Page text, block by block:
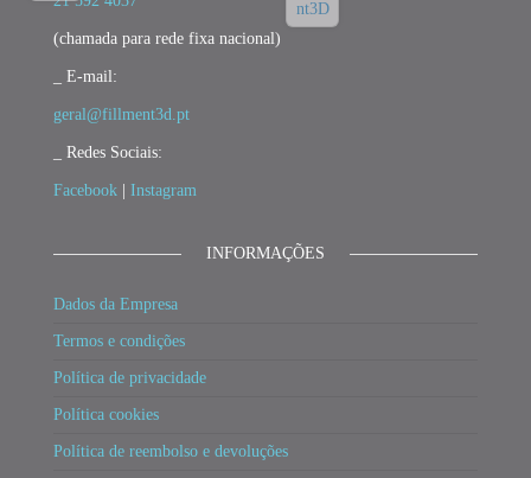
(chamada para rede fixa nacional)
_ E-mail:
geral@fillment3d.pt
_ Redes Sociais:
Facebook Instagram
INFORMAÇÕES
Dados da Empresa
Termos e condições
Política de privacidade
Política cookies
Política de reembolso e devoluções